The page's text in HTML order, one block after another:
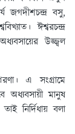
জগদীশচন্দ্র বসু,
ঈশ্বরচন্দ্র
উজ্জ্বল
এ সংগ্রামে
মানুষ
নির্দিধায় বলা